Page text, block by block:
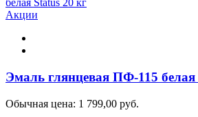
Акции
Эмаль глянцевая ПФ-115 белая
Обычная цена: 1 799,00 руб.